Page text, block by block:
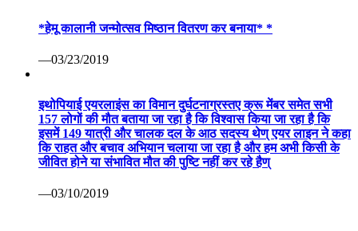
*हेमू कालानी जन्मोत्सव मिष्ठान वितरण कर बनाया* *
—03/23/2019
इथोपियाई एयरलाइंस का विमान दुर्घटनाग्रस्तए क्रू मेंबर समेत सभी
157 लोगों की मौत बताया जा रहा है कि विश्वास किया जा रहा है कि
इसमें 149 यात्री और चालक दल के आठ सदस्य थेण् एयर लाइन ने कहा
कि राहत और बचाव अभियान चलाया जा रहा है और हम अभी किसी के
जीवित होने या संभावित मौत की पुष्टि नहीं कर रहे हैण्
—03/10/2019